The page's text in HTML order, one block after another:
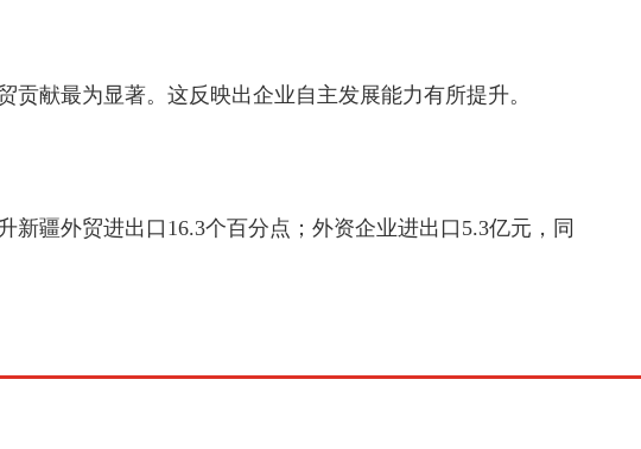
献最为显著。这反映出企业自主发展能力有所提升。
疆外贸进出口16.3个百分点；外资企业进出口5.3亿元，同